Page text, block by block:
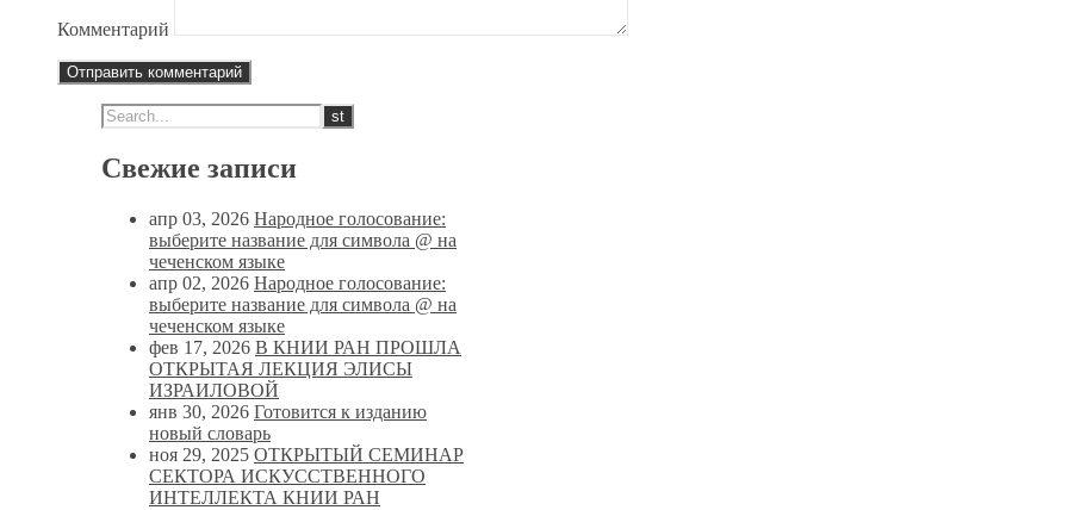
Комментарий
Свежие записи
апр 03, 2026 Народное голосование:
выберите название для символа @ на
чеченском языке
апр 02, 2026 Народное голосование:
выберите название для символа @ на
чеченском языке
фев 17, 2026 В КНИИ РАН ПРОШЛА
ОТКРЫТАЯ ЛЕКЦИЯ ЭЛИСЫ
ИЗРАИЛОВОЙ
янв 30, 2026 Готовится к изданию
новый словарь
ноя 29, 2025 ОТКРЫТЫЙ СЕМИНАР
СЕКТОРА ИСКУССТВЕННОГО
ИНТЕЛЛЕКТА КНИИ РАН